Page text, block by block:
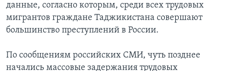
данные, согласно которым, среди всех трудовых
мигрантов граждане Таджикистана совершают
большинство преступлений в России.
По сообщениям российских СМИ, чуть позднее
начались массовые задержания трудовых